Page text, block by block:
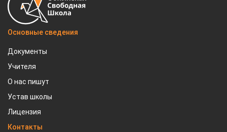
Основные сведения
Документы
Учителя
О нас пишут
Устав школы
Лицензия
Контакты